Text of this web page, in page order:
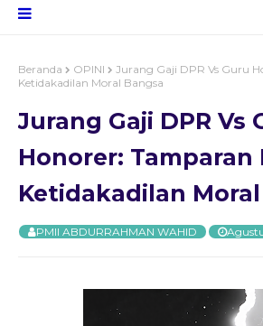
Beranda OPINI
Jurang Gaji DPR Vs Guru
Ketidakadilan Moral Bangsa
Jurang Gaji DPR Vs
Honorer: Tamparan
Ketidakadilan
PMII ABDURRAHMAN WAHID